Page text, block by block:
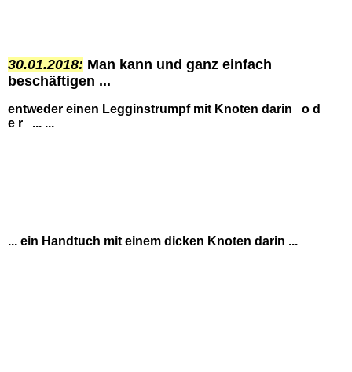
30.01.2018: Man kann und ganz einfach
beschäftigen ...
entweder einen Legginstrumpf mit Knoten darin o d
e r ... ...
... ein Handtuch mit einem dicken Knoten darin ...